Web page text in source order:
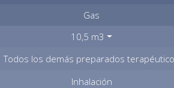
Gas
10,5 m3
Todos los demás preparados
Inhalación